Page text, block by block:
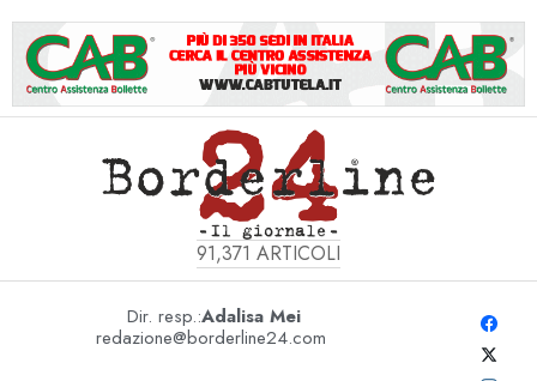
91,371 ARTICOLI
Dir. resp.:Adalisa Mei
redazione@borderline24.com